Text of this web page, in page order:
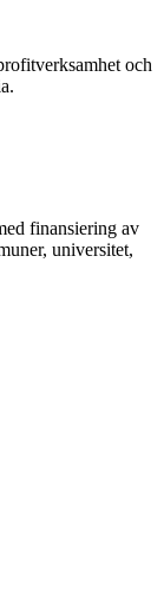
och
finansiering av
universitet,